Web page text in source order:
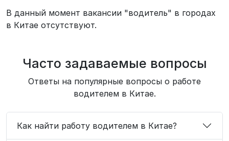
В данный момент вакансии "водитель" в городах
в Китае отсутствуют.
Часто задаваемые вопросы
Ответы на популярные вопросы о работе
водителем в Китае.
Как найти работу водителем в Китае?